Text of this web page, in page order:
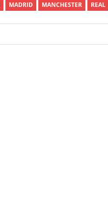
MADRID MANCHESTER REAL